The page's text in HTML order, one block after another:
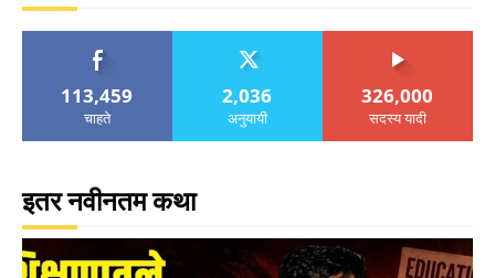
113,459
चाहते
2,036
अनुयायी
326,000
सदस्य यादी
इतर नवीनतम कथा